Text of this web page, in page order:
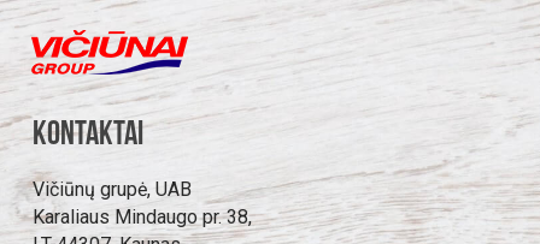
Kontaktai
Vičiūnų grupė, UAB
Karaliaus Mindaugo pr. 38,